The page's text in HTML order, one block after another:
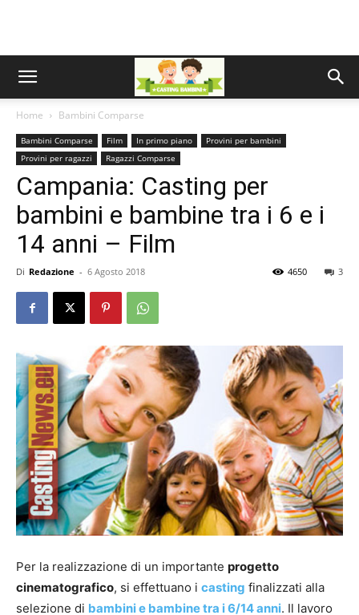
Home Bambini Comparse
Bambini Comparse Film In primo piano
Provini per bambini
Provini per ragazzi
Ragazzi Comparse
Campania: Casting per
bambini e bambine tra i 6 e i
14 anni – Film
Di Redazione - 6 Agosto 2018 3
4650
Per la realizzazione di un importante progetto
cinematografico, si effettuano i casting finalizzati alla
selezione di bambini e bambine tra i 6/14 anni. Il lavoro